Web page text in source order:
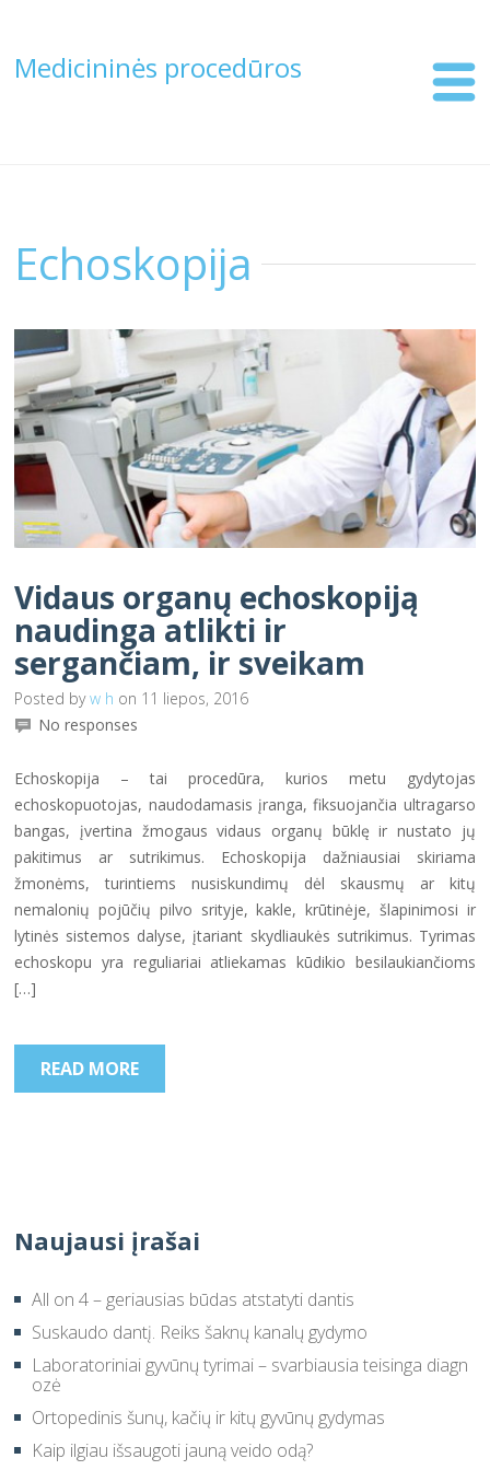
Medicininės procedūros
Echoskopija
Vidaus organų echoskopiją
naudinga atlikti ir
sergančiam, ir sveikam
Posted byw h on 11 liepos, 2016
No responses
Echoskopija – tai procedūra, kurios metu gydytojas
echoskopuotojas, naudodamasis įranga, fiksuojančia ultragarso
bangas, įvertina žmogaus vidaus organų būklę ir nustato jų
pakitimus ar sutrikimus. Echoskopija dažniausiai skiriama
žmonėms, turintiems nusiskundimų dėl skausmų ar kitų
nemalonių pojūčių pilvo srityje, kakle, krūtinėje, šlapinimosi ir
lytinės sistemos dalyse, įtariant skydliaukės sutrikimus. Tyrimas
echoskopu yra reguliariai atliekamas kūdikio besilaukiančioms
[…]
READ MORE
Naujausi įrašai
All on 4 – geriausias būdas atstatyti dantis
Suskaudo dantį. Reiks šaknų kanalų gydymo
Laboratoriniai gyvūnų tyrimai – svarbiausia teisinga diagn
ozė
Ortopedinis šunų, kačių ir kitų gyvūnų gydymas
Kaip ilgiau išsaugoti jauną veido odą?